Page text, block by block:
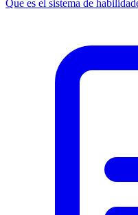
Que es el sistema de